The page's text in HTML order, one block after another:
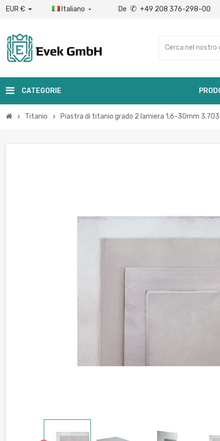
EUR € Italiano  De ✆ +49 208 376-298-00
CATEGORIE
chevron_right Titanio chevron_right Piastra di titanio grado 2 lamiera 1,6-30mm